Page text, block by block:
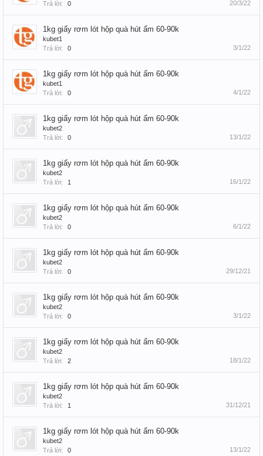
Trả lời:
0 20/3/22
1kg giấy rơm lót hộp quà hút ẩm 60-90k
kubet1
Trả lời:
0 3/1/22
1kg giấy rơm lót hộp quà hút ẩm 60-90k
kubet1
Trả lời:
0 4/1/22
1kg giấy rơm lót hộp quà hút ẩm 60-90k
kubet2
Trả lời:
0 13/1/22
1kg giấy rơm lót hộp quà hút ẩm 60-90k
kubet2
Trả lời:
1 16/1/22
1kg giấy rơm lót hộp quà hút ẩm 60-90k
kubet2
Trả lời:
0 6/1/22
1kg giấy rơm lót hộp quà hút ẩm 60-90k
kubet2
Trả lời:
0 29/12/21
1kg giấy rơm lót hộp quà hút ẩm 60-90k
kubet2
Trả lời:
0 3/1/22
1kg giấy rơm lót hộp quà hút ẩm 60-90k
kubet2
Trả lời:
2 18/1/22
1kg giấy rơm lót hộp quà hút ẩm 60-90k
kubet2
Trả lời:
1 31/12/21
1kg giấy rơm lót hộp quà hút ẩm 60-90k
kubet2
Trả lời:
0 13/1/22